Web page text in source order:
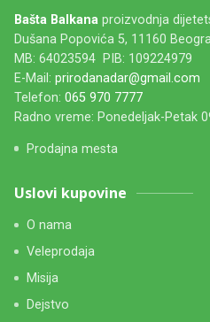
Bašta Balkana proizvodnja
Dušana Popovića 5, 11160
MB: 64023594 PIB: 109224979
E-Mail: prirodanadar@gmail.com
Telefon: 065 970 7777
Radno vreme: Ponedeljak-Petak
Prodajna mesta
Uslovi kupovine
O nama
Veleprodaja
Misija
Dejstvo